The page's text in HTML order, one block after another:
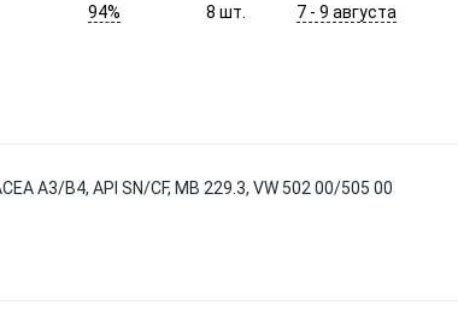
94% 8шт. 7 - 9 августа
A3/B4, API SN/CF, MB 229.3, VW 502 00/505 00